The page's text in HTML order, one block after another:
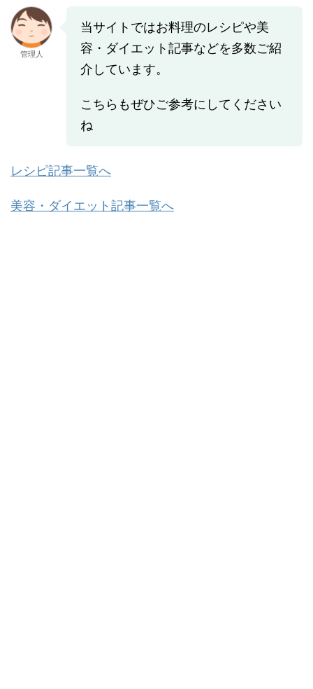
管理人
当サイトではお料理のレシピや美
容・ダイエット記事などを多数ご紹
介しています。
こちらもぜひご参考にしてください
ね
レシピ記事一覧へ
美容・ダイエット記事一覧へ